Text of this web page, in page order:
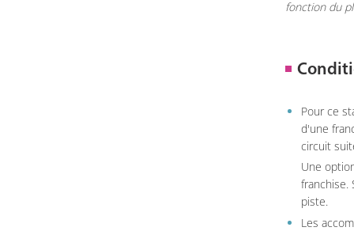
fonction du
Pour ce
d'une
circuit
Une
franchise.
piste.
Les